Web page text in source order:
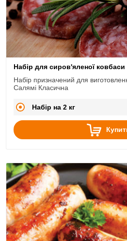
Набір для сиров'яленої
Набір призначений для
Салямі Класична
Набір на 2 кг